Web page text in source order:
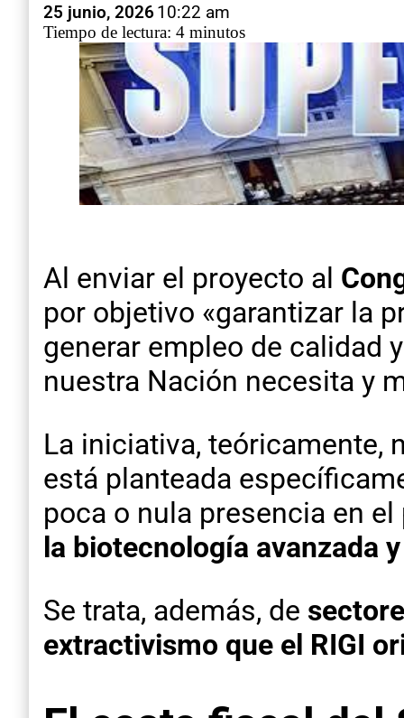
25 junio, 202610:22 am
Tiempo de lectura: 4 minutos
Al enviar el proyecto al
por objetivo «garantizar la
generar empleo de calidad
nuestra Nación necesita y
La iniciativa, teóricamente,
está planteada
poca o nula presencia en
la biotecnología avanzada
Se trata, además, de
extractivismo que el RIGI